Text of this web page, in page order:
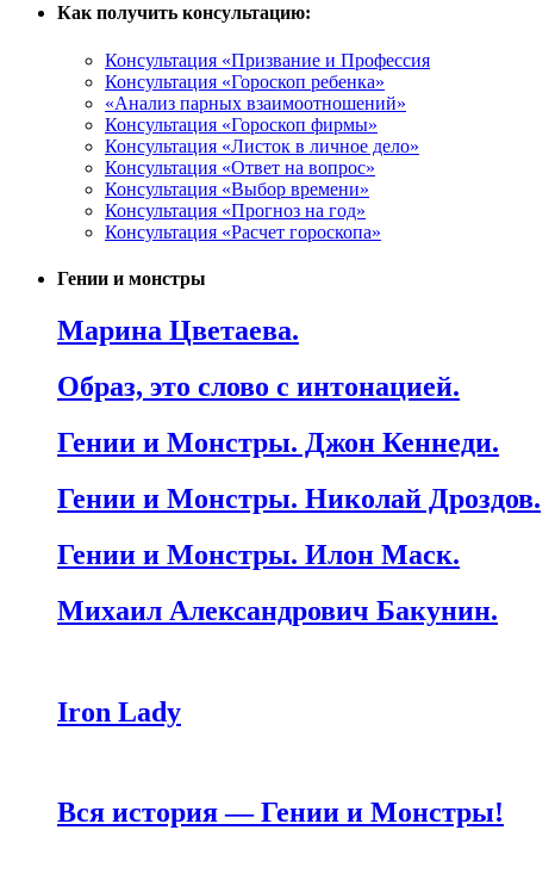
Как получить консультацию:
Консультация «Призвание и Профессия
Консультация «Гороскоп ребенка»
«Анализ парных взаимоотношений»
Консультация «Гороскоп фирмы»
Консультация «Листок в личное дело»
Консультация «Ответ на вопрос»
Консультация «Выбор времени»
Консультация «Прогноз на год»
Консультация «Расчет гороскопа»
Гении и монстры
Марина Цветаева.
Образ, это слово с интонацией.
Гении и Монстры. Джон Кеннеди.
Гении и Монстры. Николай Дроздов.
Гении и Монстры. Илон Маск.
Михаил Александрович Бакунин.
Iron Lady
Вся история — Гении и Монстры!